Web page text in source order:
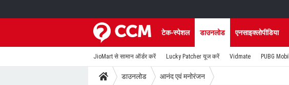
टेक-स्पेशल डाउनलोड एनसाइक्लोपीडिया
JioMart से सामान ऑर्डर करें Lucky Patcher यूज करें Vidmate PUBG
डाउनलोड आनंद एवं मनोरंजन